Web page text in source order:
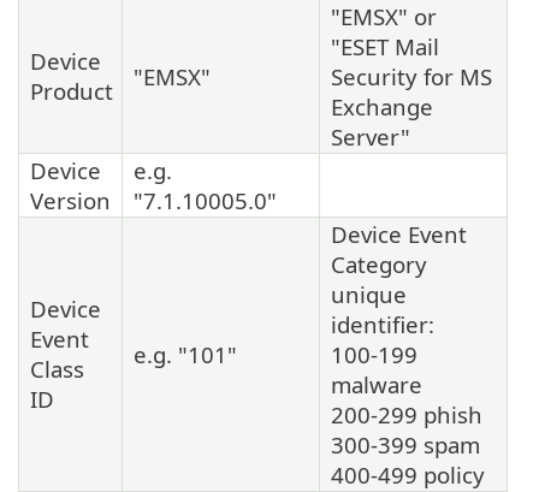
Device
Product
"EMSX"
"EMSX" or
"ESET Mail
Security for MS
Exchange
Server"
Device
Version
e.g.
"7.1.10005.0"
Device
Event
Class
ID
e.g. "101"
Device Event
Category
unique
identifier:
100-199
malware
200-299 phish
300-399 spam
400-499 policy